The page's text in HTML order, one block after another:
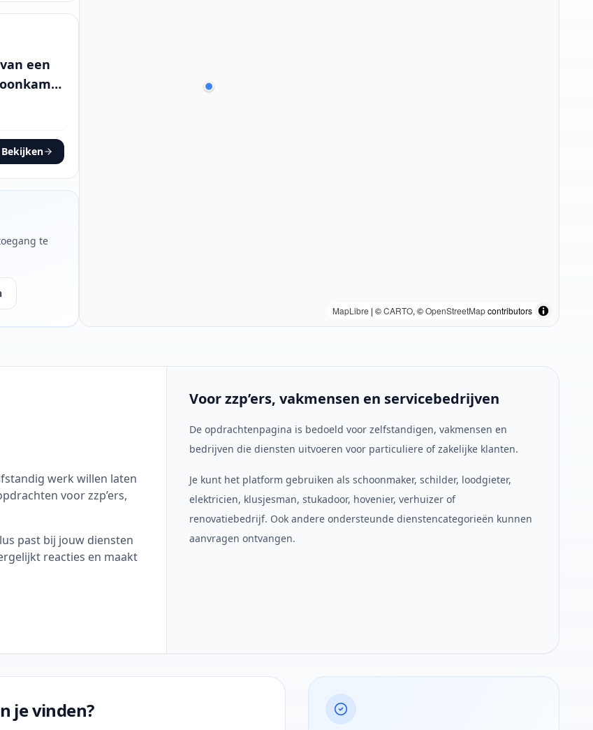
een
Bekijken
te
MapLibre | ©CARTO, ©OpenStreetMapcontributors
werk willen laten
voor zzp’ers,
past bij jouw diensten
reacties en maakt
Voor zzp’ers, vakmensen en servicebedrijven
De opdrachtenpagina is bedoeld voor zelfstandigen, vakmensen en
bedrijven die diensten uitvoeren voor particuliere of zakelijke klanten.
Je kunt het platform gebruiken als schoonmaker, schilder, loodgieter,
elektricien, klusjesman, stukadoor, hovenier, verhuizer of
renovatiebedrijf. Ook andere ondersteunde dienstencategorieën kunnen
aanvragen ontvangen.
je vinden?